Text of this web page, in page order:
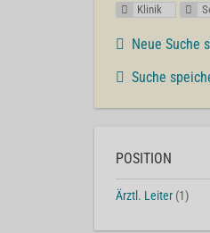
Klinik
Neue Suche
Suche
POSITION
Ärztl. Leiter (1)